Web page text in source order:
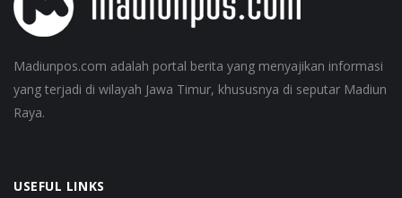
Madiunpos.com adalah portal berita yang menyajikan informasi
yang terjadi di wilayah Jawa Timur, khususnya di seputar Madiun
Raya.
USEFUL LINKS